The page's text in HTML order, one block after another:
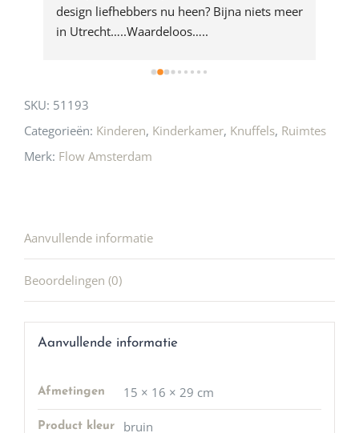
design liefhebbers nu heen? Bijna niets meer
in Utrecht…..Waardeloos…..
SKU: 51193
Categorieën: Kinderen, Kinderkamer, Knuffels, Ruimtes
Merk: Flow Amsterdam
Aanvullende informatie
Beoordelingen (0)
Aanvullende informatie
Afmetingen 15 × 16 × 29 cm
Product kleur bruin